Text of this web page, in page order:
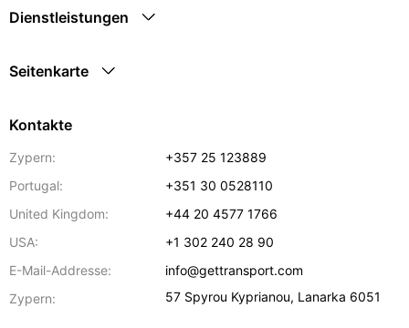
Dienstleistungen
Seitenkarte
Kontakte
Zypern:
+357 25 123889
Portugal:
+351 30 0528110
United Kingdom:
+44 20 4577 1766
USA:
+1 302 240 28 90
E-Mail-Addresse:
info@gettransport.com
Zypern:
57 Spyrou Kyprianou, Lanarka 6051